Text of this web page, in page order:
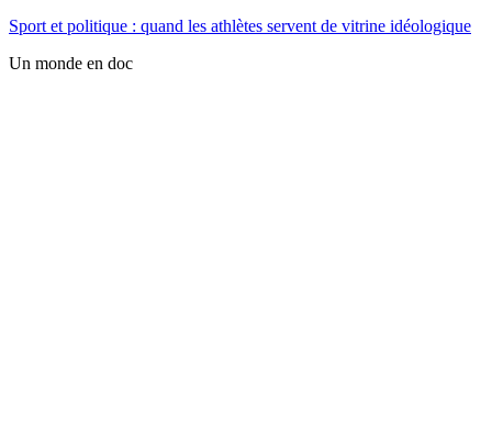
Sport et politique : quand les athlètes servent de vitrine idéologique
Un monde en doc